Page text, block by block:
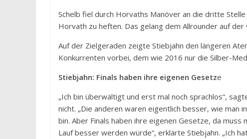
Schelb fiel durch Horvaths Manöver an die dritte
Horvath zu heften. Das gelang dem Allrounder auf
Auf der Zielgeraden zeigte Stiebjahn den längeren
Konkurrenten vorbei, dem wie 2016 nur die Silber-
Stiebjahn: Finals haben ihre eigenen Gesetze
„Ich bin überwältigt und erst mal noch sprachlos“,
nicht. „Die anderen waren eigentlich besser, wie man
bin. Aber Finals haben ihre eigenen Gesetze, da muss
Lauf besser werden würde“, erklärte Stiebjahn. „Ich